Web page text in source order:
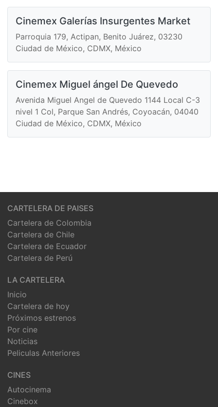
Cinemex Galerías Insurgentes Market
Parroquia 179, Actipan, Benito Juárez, 03230
Ciudad de México, CDMX, México
Cinemex Miguel ángel De Quevedo
Avenida Miguel Angel de Quevedo 1144 Local C-3
nivel 1 Col, Parque San Andrés, Coyoacán, 04040
Ciudad de México, CDMX, México
CARTELERA DE PAISES
Cartelera de Colombia
Cartelera de Chile
Cartelera de Ecuador
Cartelera de Perú
LA CARTELERA
Inicio
Cartelera de hoy
Próximos estrenos
Por cine
Noticias
Peliculas Anteriores
CINES
Autocinema
Cinebox